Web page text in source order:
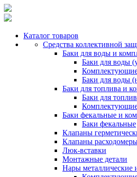
Каталог товаров
Средства коллективной
Баки для воды и
Баки для воды
Баки для воды
Баки для топлива и
Баки для
Комплектующие
Баки фекальные и
Баки фекальные
Клапаны
Клапаны
Люк-вставки
Монтажные детали
Нары металлические